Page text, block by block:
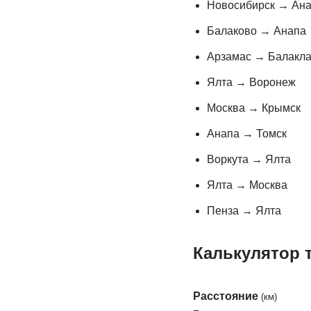
Новосибирск →
Балаково → Анапа
Арзамас →
Ялта → Воронеж
Москва → Крымск
Анапа → Томск
Воркута → Ялта
Ялта → Москва
Пенза → Ялта
Калькулятор
Расстояние (км)